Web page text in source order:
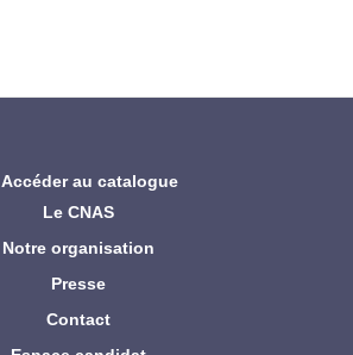
Le CNAS
Notre organisation
Presse
Contact
Accéder au catalogue